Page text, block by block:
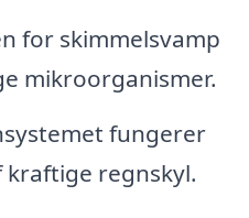
for skimmelsvamp
mikroorganismer.
fungerer
regnskyl.